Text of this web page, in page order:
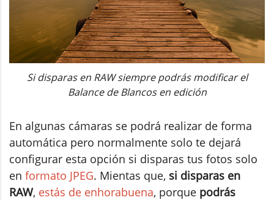
Si disparas en RAW siempre podrás modificar el
Balance de Blancos en edición
En algunas cámaras se podrá realizar de forma
automática pero normalmente solo te dejará
configurar esta opción si disparas tus fotos solo
en formato JPEG. Mientas que, si disparas en
RAW, estás de enhorabuena, porque podrás